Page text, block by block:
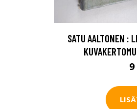
SATU AALTONEN :